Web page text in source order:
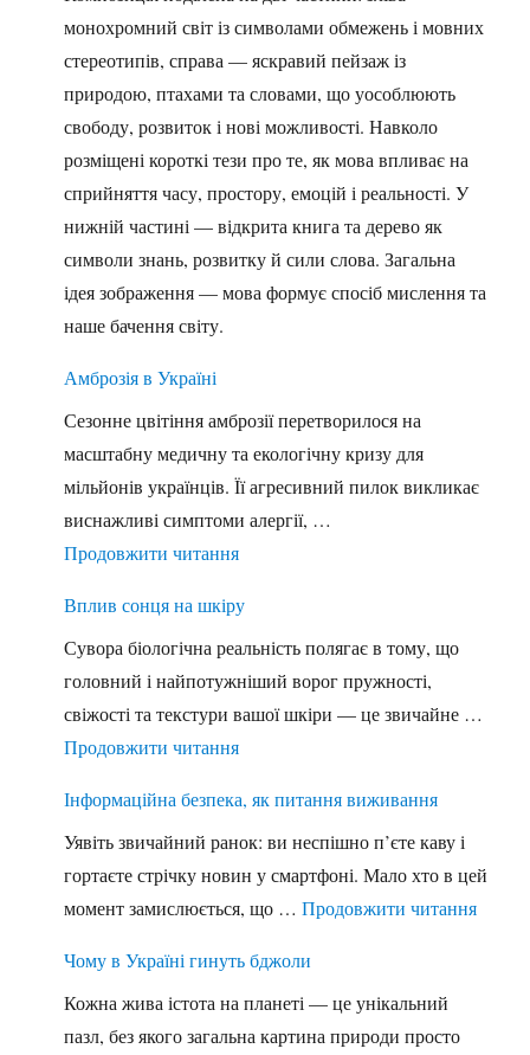
монохромний світ із символами обмежень і мовних
стереотипів, справа — яскравий пейзаж із
природою, птахами та словами, що уособлюють
свободу, розвиток і нові можливості. Навколо
розміщені короткі тези про те, як мова впливає на
сприйняття часу, простору, емоцій і реальності. У
нижній частині — відкрита книга та дерево як
символи знань, розвитку й сили слова. Загальна
ідея зображення — мова формує спосіб мислення та
наше бачення світу.
Амброзія в Україні
Сезонне цвітіння амброзії перетворилося на
масштабну медичну та екологічну кризу для
мільйонів українців. Її агресивний пилок викликає
виснажливі симптоми алергії, …
Продовжити читання"Амброзія в Україні"
Вплив сонця на шкіру
Сувора біологічна реальність полягає в тому, що
головний і найпотужніший ворог пружності,
свіжості та текстури вашої шкіри — це звичайне …
Продовжити читання"Вплив сонця на шкіру"
Інформаційна безпека, як питання виживання
Уявіть звичайний ранок: ви неспішно п’єте каву і
гортаєте стрічку новин у смартфоні. Мало хто в цей
момент замислюється, що …Продовжити читання
Чому в Україні гинуть бджоли
Кожна жива істота на планеті — це унікальний
пазл, без якого загальна картина природи просто